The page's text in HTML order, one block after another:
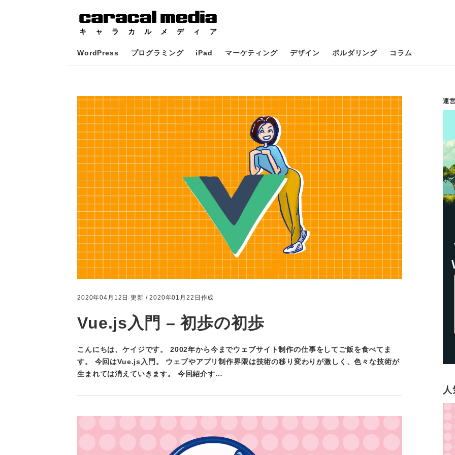
WordPress プログラミング iPad マーケティング デザイン ボルダリング コラム
2020年04月12日 更新 / 2020年01月22日作成
Vue.js入門 – 初歩の初歩
こんにちは、ケイジです。 2002年から今までウェブサイト制作の仕事をしてご飯を食べてま
す。 今回はVue.js入門。 ウェブやアプリ制作界隈は技術の移り変わりが激しく、色々な技術が
生まれては消えていきます。 今回紹介す…
運
人